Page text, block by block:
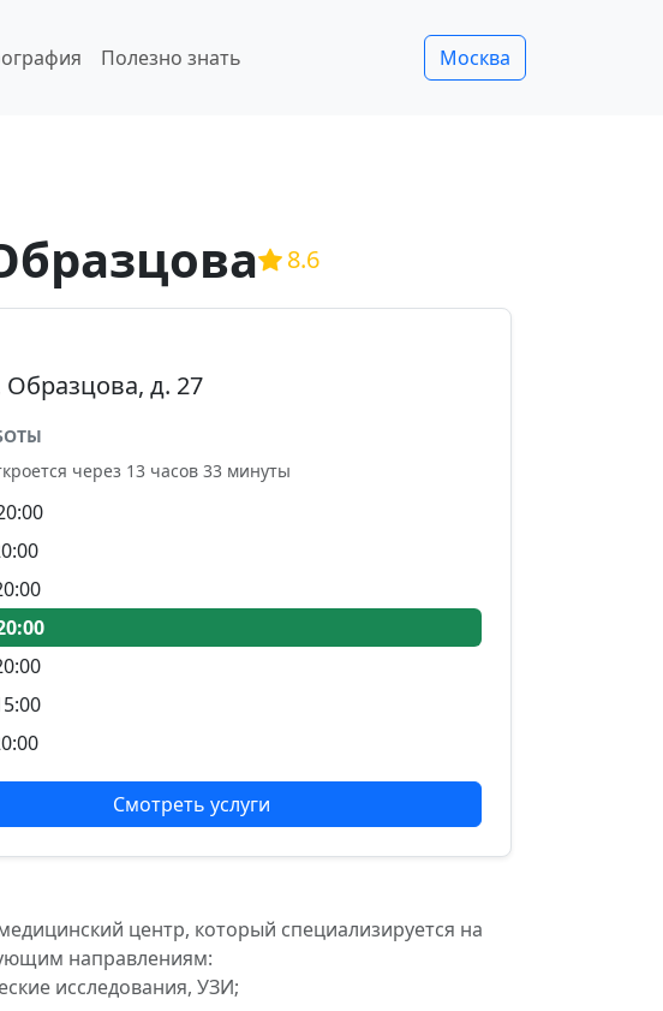
Полезно знать Москва
8.6
Образцова, д. 27
через 13 часов 33 минуты
Смотреть услуги
центр, который специализируется на
направлениям:
исследования, УЗИ;